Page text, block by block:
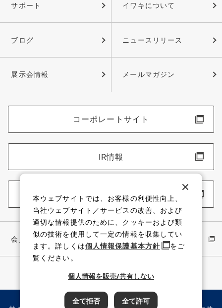
サポート イワキについて
ブログ ニュースリリース
展示会情報 メールマガジン
コーポレートサイト
IR情報
採用情報
会員サイト イワキ公式 YouTube
本ウェブサイトでは、お客様の利便性向上、
当社ウェブサイト／サービスの改善、および
適切な情報提供のために、クッキーおよび類
似の技術を使用して一定の情報を収集してい
ます。詳しくは個人情報保護基本方針
をご
覧ください。
個人情報を販売/共有しない
全て拒否 全て許可